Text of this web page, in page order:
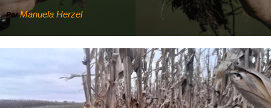
PorManuela Herzel